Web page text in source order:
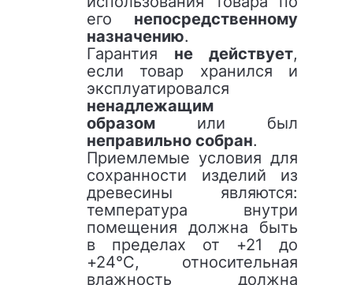
его непосредственному
назначению.
Гарантия не действует,
если товар хранился и
эксплуатировался
ненадлежащим
образом или был
неправильно собран.
Приемлемые условия для
сохранности изделий из
древесины являются:
температура внутри
помещения должна быть
в пределах от +21 до
+24°С, относительная
влажность должна